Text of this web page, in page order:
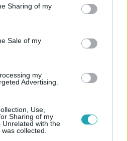
behaviour. You may click to
and its third-party tags to
purposes in below Google
Sharing of my
Sale of my
my
Advertising.
Use,
Sharing of my
Unrelated with the
collected.
#ELŐZÉS
SZABÁLYTALAN